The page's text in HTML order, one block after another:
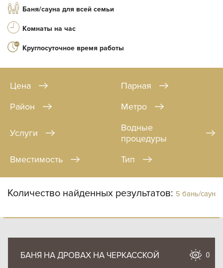
Баня/сауна для всей семьи
Комнаты на час
Круглосуточное время работы
Цена
Парная
Район
Метро
Услуги
Водные
процедуры
Вместимость
Тип
Количество найденных результатов: 5 бань/саун
БАНЯ НА ДРОВАХ НА ЧЕРКАССКОЙ 0